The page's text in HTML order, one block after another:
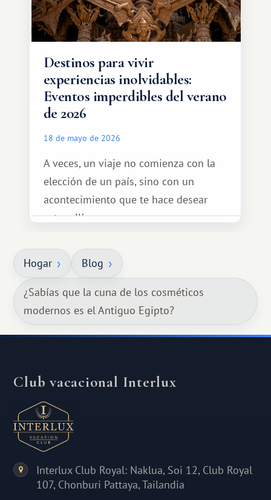
Destinos para vivir
experiencias inolvidables:
Eventos imperdibles del verano
de 2026
18 de mayo de 2026
A veces, un viaje no comienza con la
elección de un país, sino con un
acontecimiento que te hace desear
estar allí...
Hogar Blog
¿Sabías que la cuna de los cosméticos
modernos es el Antiguo Egipto?
Club vacacional Interlux
Interlux Club Royal: Naklua, Soi 12, Club Royal
107, Chonburi Pattaya, Tailandia